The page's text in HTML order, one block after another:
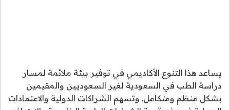
يساعد هذا التنوع الأكاديمي في توفير بيئة ملائمة لمسار
دراسة الطب في السعودية لغير السعوديين والمقيمين
بشكل منظم ومتكامل. وتسهم الشراكات الدولية والاعتمادات